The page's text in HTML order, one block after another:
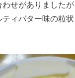
わせがありました
ィバター味の粒